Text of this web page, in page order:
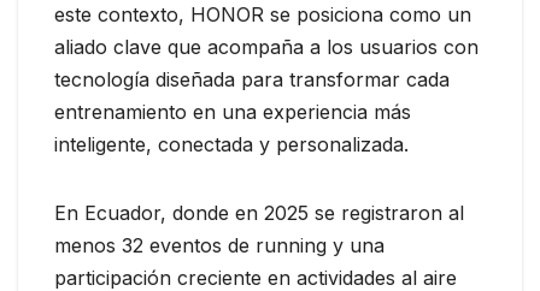
este contexto, HONOR se posiciona como un
aliado clave que acompaña a los usuarios con
tecnología diseñada para transformar cada
entrenamiento en una experiencia más
inteligente, conectada y personalizada.
En Ecuador, donde en 2025 se registraron al
menos 32 eventos de running y una
participación creciente en actividades al aire